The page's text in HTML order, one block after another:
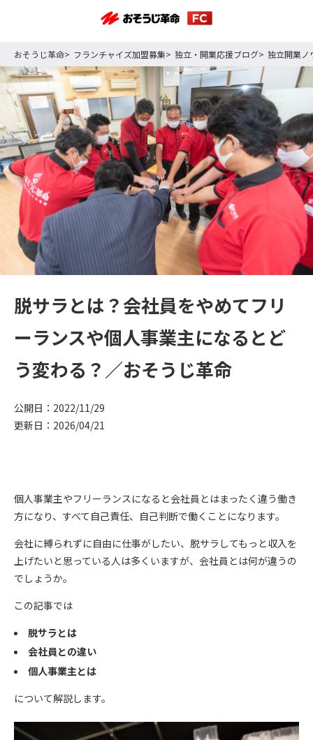
おそうじ革命 フランチャイズ加盟募集 独立・開業応援ブログ 独立開業ノ
脱サラとは？会社員をやめてフリ
ーランスや個人事業主になるとど
う変わる？／おそうじ革命
公開日：2022/11/29
更新日：2026/04/21
個人事業主やフリーランスになると会社員とはまったく違う働き
方になり、すべて自己責任、自己判断で働くことになります。
会社に縛られずに自由に仕事がしたい、脱サラしてもっと収入を
上げたいと思っている人は多くいますが、会社員とは何が違うの
でしょうか。
この記事では
脱サラとは
会社員との違い
個人事業主とは
について解説します。